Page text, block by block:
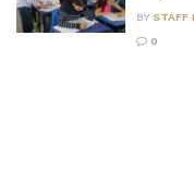
BY STAFF
0